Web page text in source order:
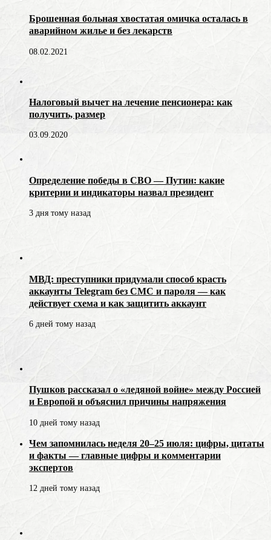
Брошенная больная хвостатая омичка осталась в
аварийном жилье и без лекарств
08.02.2021
Налоговый вычет на лечение пенсионера: как
получить, размер
03.09.2020
Определение победы в СВО — Путин: какие
критерии и индикаторы назвал президент
3 дня тому назад
МВД: преступники придумали способ красть
аккаунты Telegram без СМС и пароля — как
действует схема и как защитить аккаунт
6 дней тому назад
Пушков рассказал о «ледяной войне» между Россией
и Европой и объяснил причины напряжения
10 дней тому назад
Чем запомнилась неделя 20–25 июля: цифры, цитаты
и факты — главные цифры и комментарии
экспертов
12 дней тому назад